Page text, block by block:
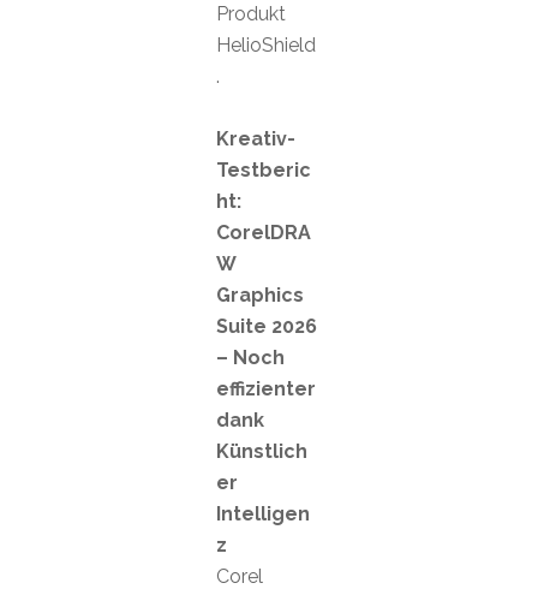
Produkt
HelioShield
.
Kreativ-
Testberic
ht:
CorelDRA
W
Graphics
Suite 2026
– Noch
effizienter
dank
Künstlich
er
Intelligen
z
Corel